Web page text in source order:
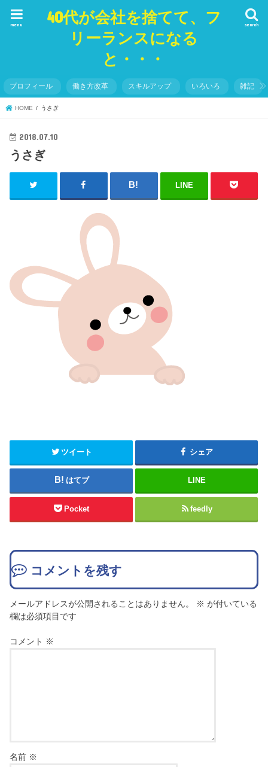
40代が会社を捨てて、フ
リーランスになる
と・・・
search
menu
プロフィール 働き方改革 スキルアップ いろいろ 雑記
HOME うさぎ
2018.07.10
うさぎ
LINE
ツイート シェア
はてブ LINE
Pocket feedly
コメントを残す
メールアドレスが公開されることはありません。 ※ が付いている
欄は必須項目です
コメント ※
名前 ※